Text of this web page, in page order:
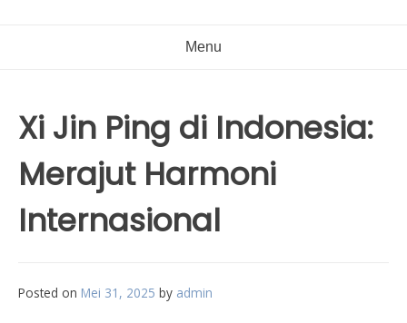
Menu
Xi Jin Ping di Indonesia:
Merajut Harmoni
Internasional
Posted on Mei 31, 2025 by admin